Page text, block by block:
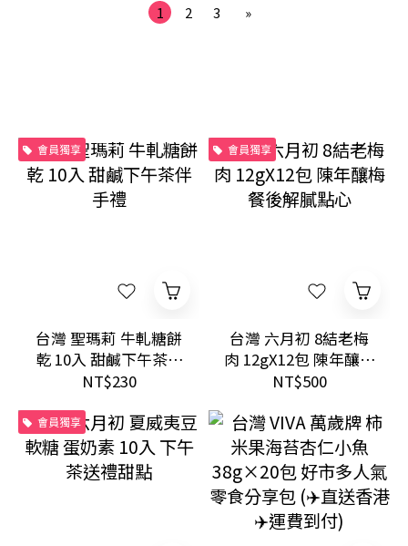
1 2 3 »
會員獨享
台灣 聖瑪莉 牛軋糖餅
乾 10入 甜鹹下午茶伴
手禮
NT$230
會員獨享
台灣 六月初 8結老梅
肉 12gX12包 陳年釀梅
餐後解膩點心
NT$500
會員獨享